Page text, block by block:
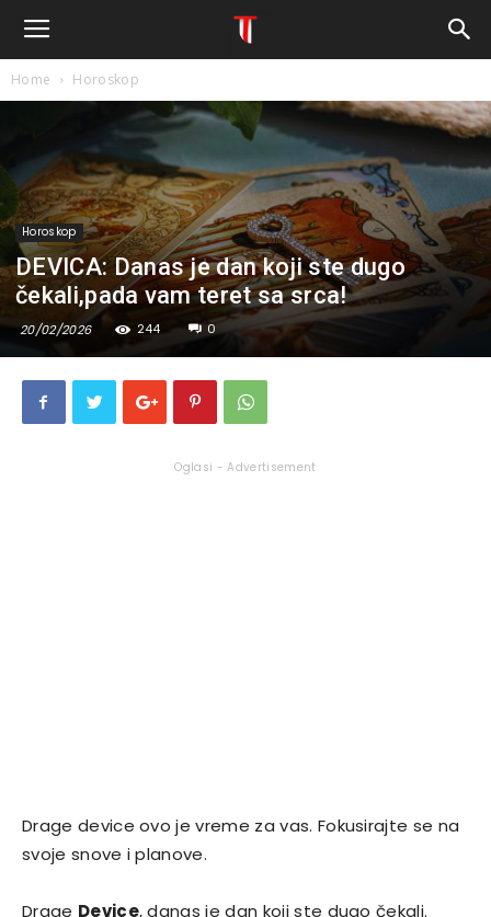
Home Horoskop
Horoskop
DEVICA: Danas je dan koji ste dugo
čekali,pada vam teret sa srca!
20/02/2026 244 0
Oglasi - Advertisement
Drage device ovo je vreme za vas. Fokusirajte se na
svoje snove i planove.
Drage Device, danas je dan koji ste dugo čekali.